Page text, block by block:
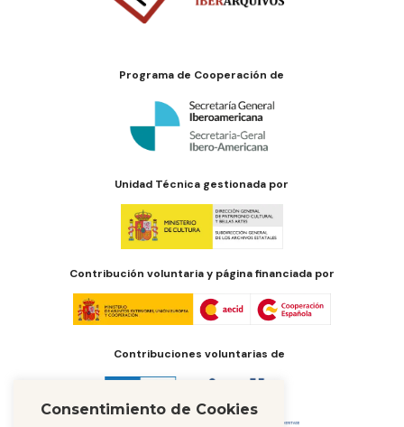
Programa de Cooperación de
Unidad Técnica gestionada por
Contribución voluntaria y página financiada por
Contribuciones voluntarias de
Consentimiento de Cookies